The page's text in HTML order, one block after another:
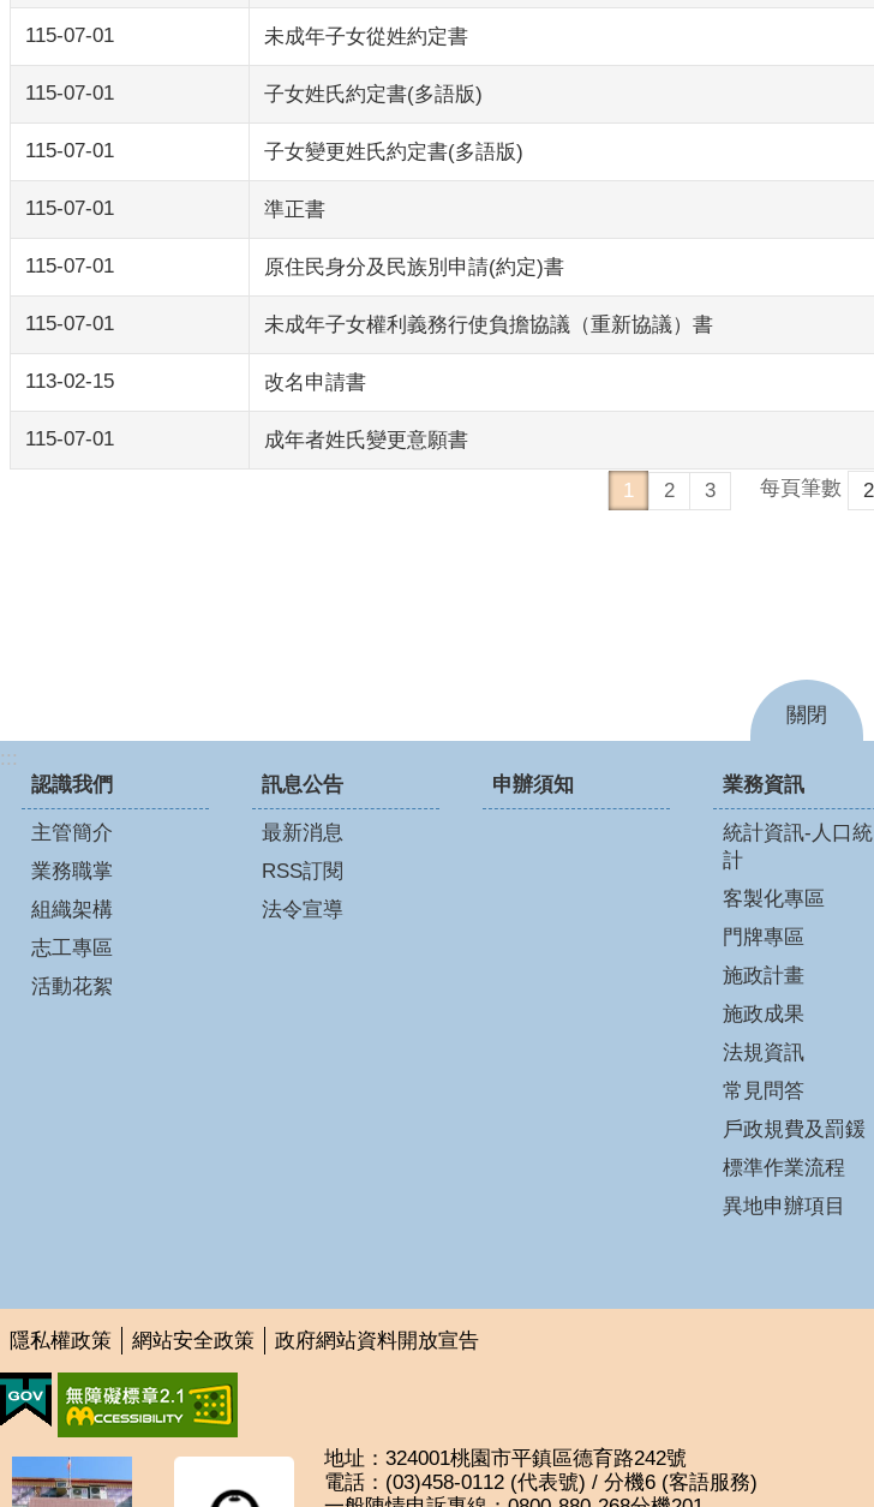
115-07-01 未成年子女從姓約定書
115-07-01 子女姓氏約定書(多語版)
115-07-01 子女變更姓氏約定書(多語版)
115-07-01 準正書
115-07-01 原住民身分及民族別申請(約定)書
115-07-01 未成年子女權利義務行使負擔協議（重新協議）書
113-02-15 改名申請書
115-07-01 成年者姓氏變更意願書
1 2 3 每頁筆數
關閉
:::
認識我們
主管簡介
業務職掌
組織架構
志工專區
活動花絮
訊息公告
最新消息
RSS訂閱
法令宣導
申辦須知 業務資訊
統計資訊-人口統
計
客製化專區
門牌專區
施政計畫
施政成果
法規資訊
常見問答
戶政規費及罰鍰
標準作業流程
異地申辦項目
隱私權政策 網站安全政策 政府網站資料開放宣告
地址：324001桃園市平鎮區德育路242號
電話：(03)458-0112 (代表號) / 分機6 (客語服務)